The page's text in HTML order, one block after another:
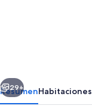
Siguiente
29+
ResumenHabitaciones